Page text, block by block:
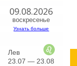
09.08.2026
воскресенье
Узнать больше
Лев
23.07 — 23.08